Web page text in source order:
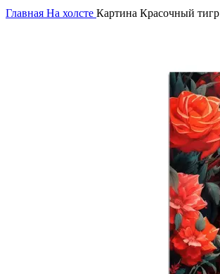
Главная На холсте Картина Красочный тигр